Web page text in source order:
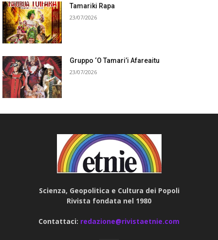
Tamariki Rapa
23/07/2026
Gruppo ‘O Tamari’i Afareaitu
23/07/2026
Scienza, Geopolitica e Cultura dei Popoli
Rivista fondata nel 1980
Contattaci: redazione@rivistaetnie.com